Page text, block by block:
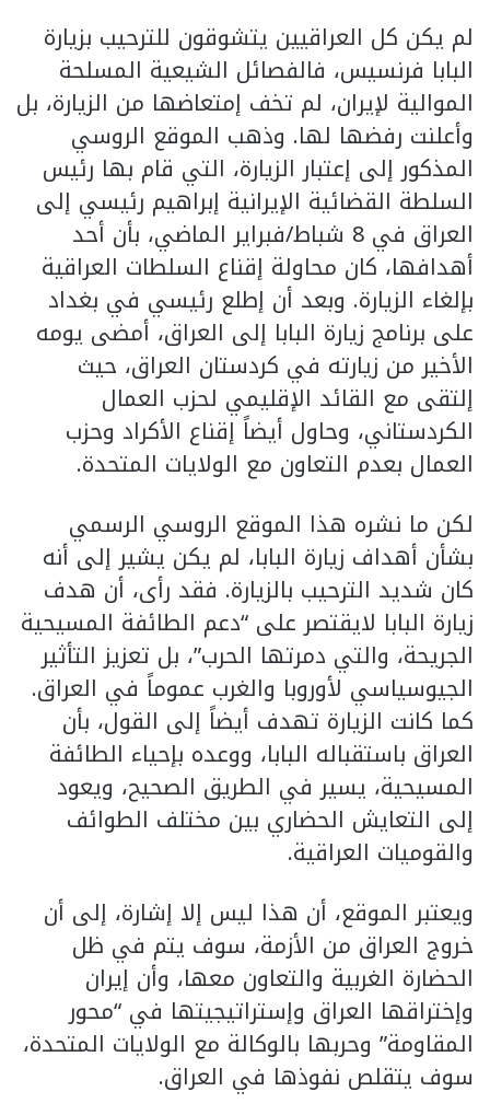
لم يكن كل العراقيين يتشوقون للترحيب بزيارة
البابا فرنسيس، فالفصائل الشيعية المسلحة
الموالية لإيران، لم تخف إمتعاضها من الزيارة، بل
وأعلنت رفضها لها. وذهب الموقع الروسي
المذكور إلى إعتبار الزيارة، التي قام بها رئيس
السلطة القضائية الإيرانية إبراهيم رئيسي إلى
العراق في 8 شباط/فبراير الماضي، بأن أحد
أهدافها، كان محاولة إقناع السلطات العراقية
بإلغاء الزيارة. وبعد أن إطلع رئيسي في بغداد
على برنامج زيارة البابا إلى العراق، أمضى يومه
الأخير من زيارته في كردستان العراق، حيث
إلتقى مع القائد الإقليمي لحزب العمال
الكردستاني، وحاول أيضاً إقناع الأكراد وحزب
العمال بعدم التعاون مع الولايات المتحدة.
لكن ما نشره هذا الموقع الروسي الرسمي
بشأن أهداف زيارة البابا، لم يكن يشير إلى أنه
كان شديد الترحيب بالزيارة. فقد رأى، أن هدف
زيارة البابا لايقتصر على “دعم الطائفة المسيحية
الجريحة، والتي دمرتها الحرب”، بل تعزيز التأثير
الجيوسياسي لأوروبا والغرب عموماً في العراق.
كما كانت الزيارة تهدف أيضاً إلى القول، بأن
العراق باستقباله البابا، ووعده بإحياء الطائفة
المسيحية، يسير في الطريق الصحيح، ويعود
إلى التعايش الحضاري بين مختلف الطوائف
والقوميات العراقية.
ويعتبر الموقع، أن هذا ليس إلا إشارة، إلى أن
خروج العراق من الأزمة، سوف يتم في ظل
الحضارة الغربية والتعاون معها، وأن إيران
وإختراقها العراق وإستراتيجيتها في “محور
المقاومة” وحربها بالوكالة مع الولايات المتحدة،
سوف يتقلص نفوذها في العراق.